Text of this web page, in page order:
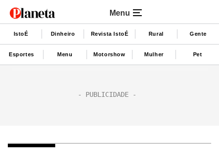
Menu
IstoÉ Dinheiro Revista IstoÉ Rural Gente
Esportes Menu Motorshow Mulher Pet